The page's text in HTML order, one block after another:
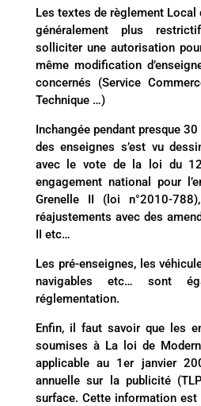
Les textes de règlement
généralement plus
solliciter une autorisation
même modification
concernés (Service
Technique …)
Inchangée pendant presque
des enseignes s’est vu
avec le vote de la loi du
engagement national pour
Grenelle II (loi n°2010-
réajustements avec des
II etc…
Les pré-enseignes, les
navigables etc… sont
réglementation.
Enfin, il faut savoir que les
soumises à La loi de
applicable au 1er janvier
annuelle sur la publicité
surface. Cette information est